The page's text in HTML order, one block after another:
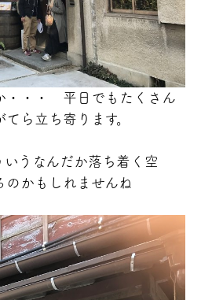
・・・ 平日でもたくさん
ら立ち寄ります。
うなんだか落ち着く空
のかもしれませんね